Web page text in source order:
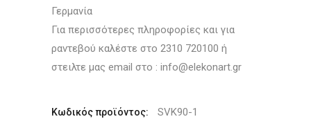
Γερμανία
Για περισσότερες πληροφορίες και για
ραντεβού καλέστε στο 2310 720100 ή
στειλτε μας email στο : info@elekonart.gr
Κωδικός προϊόντος: SVK90-1